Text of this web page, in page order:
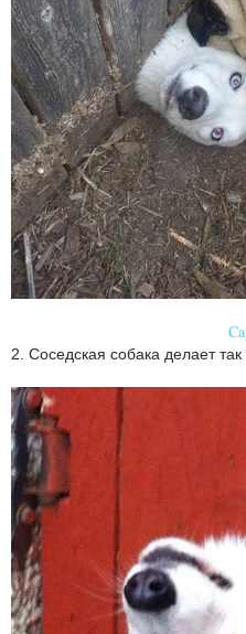
2. Соседская собака делает так